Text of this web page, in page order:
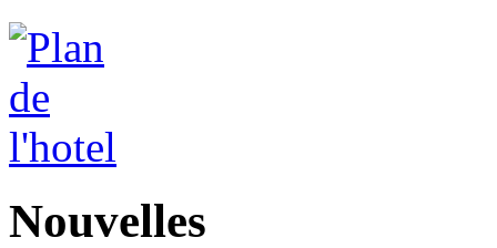
Nouvelles